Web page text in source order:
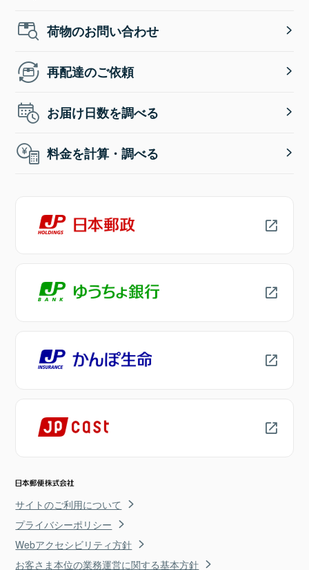
荷物のお問い合わせ
再配達のご依頼
お届け日数を調べる
料金を計算・調べる
サイトのご利用について
プライバシーポリシー
Webアクセシビリティ方針
お客さま本位の業務運営に関する基本方針